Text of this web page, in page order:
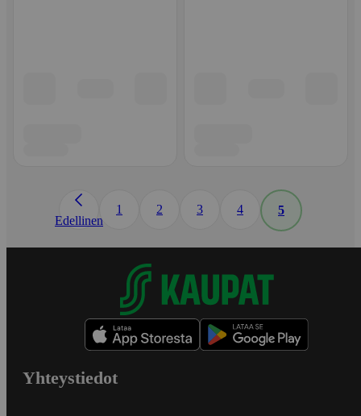
Edellinen
1 2 3 4 5
Yhteystiedot